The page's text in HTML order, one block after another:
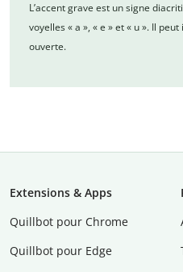
L’accent grave est un signe
voyelles « a », « e » et « u ». Il
ouverte.
Extensions & Apps
Quillbot pour Chrome
Quillbot pour Edge